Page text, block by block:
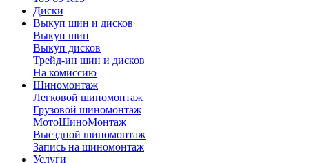
Диски
Выкуп шин и дисков
Выкуп шин
Выкуп дисков
Трейд-ин шин и дисков
На комиссию
Шиномонтаж
Легковой шиномонтаж
Грузовой шиномонтаж
МотоШиноМонтаж
Выездной шиномонтаж
Запись на шиномонтаж
Услуги